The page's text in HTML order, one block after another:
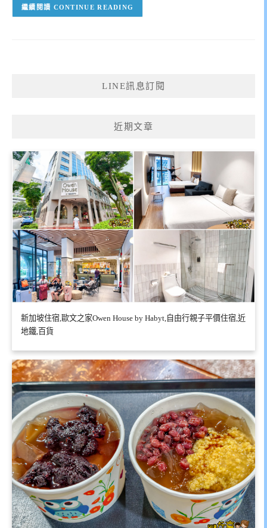
CONTINUE READING
LINE訊息訂閱
近期文章
新加坡住宿,歐文之家Owen House by Habyt,自由行親子平價住宿,近
地鐵,百貨